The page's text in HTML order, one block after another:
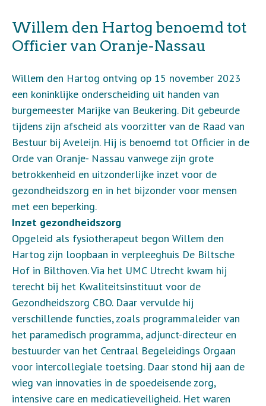
Willem den Hartog benoemd tot
Officier van Oranje-Nassau
Willem den Hartog ontving op 15 november 2023
een koninklijke onderscheiding uit handen van
burgemeester Marijke van Beukering. Dit gebeurde
tijdens zijn afscheid als voorzitter van de Raad van
Bestuur bij Aveleijn. Hij is benoemd tot Officier in de
Orde van Oranje- Nassau vanwege zijn grote
betrokkenheid en uitzonderlijke inzet voor de
gezondheidszorg en in het bijzonder voor mensen
met een beperking.
Inzet gezondheidszorg
Opgeleid als fysiotherapeut begon Willem den
Hartog zijn loopbaan in verpleeghuis De Biltsche
Hof in Bilthoven. Via het UMC Utrecht kwam hij
terecht bij het Kwaliteitsinstituut voor de
Gezondheidszorg CBO. Daar vervulde hij
verschillende functies, zoals programmaleider van
het paramedisch programma, adjunct-directeur en
bestuurder van het Centraal Begeleidings Orgaan
voor intercollegiale toetsing. Daar stond hij aan de
wieg van innovaties in de spoedeisende zorg,
intensive care en medicatieveiligheid. Het waren